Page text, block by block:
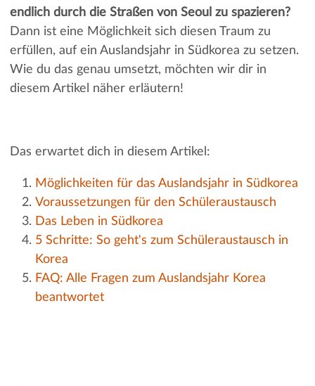
endlich durch die Straßen von Seoul zu spazieren?
Dann ist eine Möglichkeit sich diesen Traum zu
erfüllen, auf ein Auslandsjahr in Südkorea zu setzen.
Wie du das genau umsetzt, möchten wir dir in
diesem Artikel näher erläutern!
Das erwartet dich in diesem Artikel:
Möglichkeiten für das Auslandsjahr in Südkorea
Voraussetzungen für den Schüleraustausch
Das Leben in Südkorea
5 Schritte: So geht's zum Schüleraustausch in
Korea
FAQ: Alle Fragen zum Auslandsjahr Korea
beantwortet